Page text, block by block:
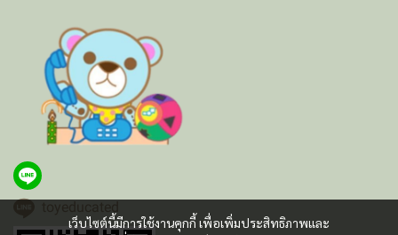
เว็บไซต์นี้มีการใช้งานคุกกี้ เพื่อเพิ่มประสิทธิภาพและ